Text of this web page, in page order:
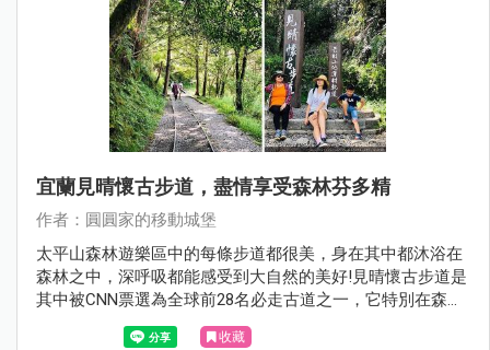
宜蘭見晴懷古步道，盡情享受森林芬多精
作者：圓圓家的移動城堡
太平山森林遊樂區中的每條步道都很美，身在其中都沐浴在
森林之中，深呼吸都能感受到大自然的美好!見晴懷古步道是
其中被CNN票選為全球前28名必走古道之一，它特別在森林
裡的廢棄鐵軌，地表上植披豐富，全程幾乎不會日曬，走起
來又相當好走，算是高山中相當親民的一條步道！全程2.25
收藏